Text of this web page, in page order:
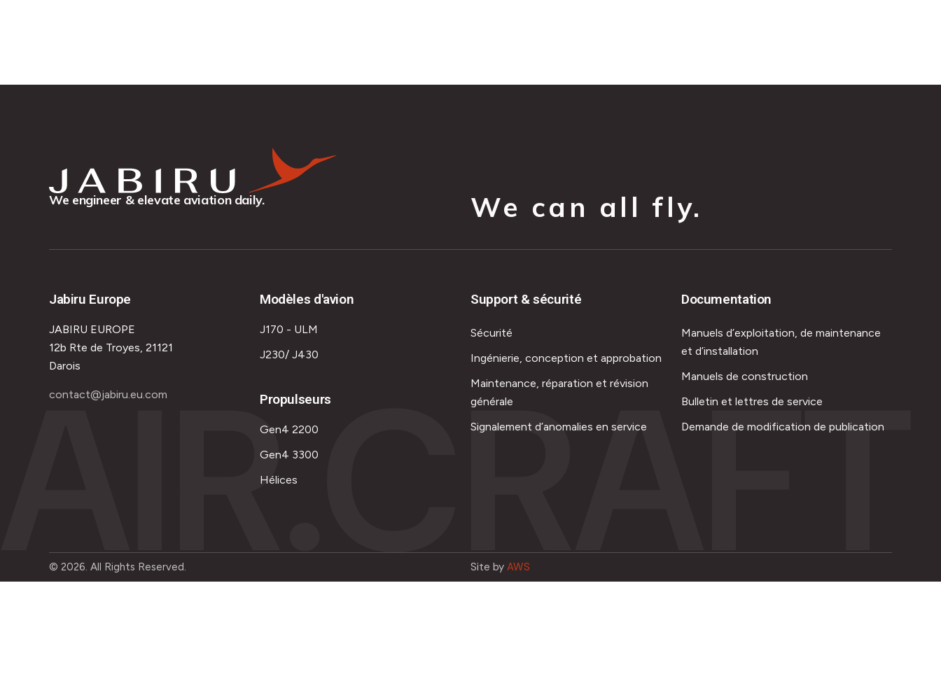
We engineer & elevate aviation daily. We can all fly.
Jabiru Europe
JABIRU EUROPE
12b Rte de Troyes, 21121
Darois
contact@jabiru.eu.com
Modèles d'avion
J170 - ULM
J230/ J430
Propulseurs
Gen4 2200
Gen4 3300
Hélices
Support & sécurité
Sécurité
Ingénierie, conception et approbation
Maintenance, réparation et révision
générale
Signalement d’anomalies en service
Documentation
Manuels d’exploitation, de maintenance
et d’installation
Manuels de construction
Bulletin et lettres de service
Demande de modification de publication
AIR.CRAFT
© 2026. All Rights Reserved. Site by AWS